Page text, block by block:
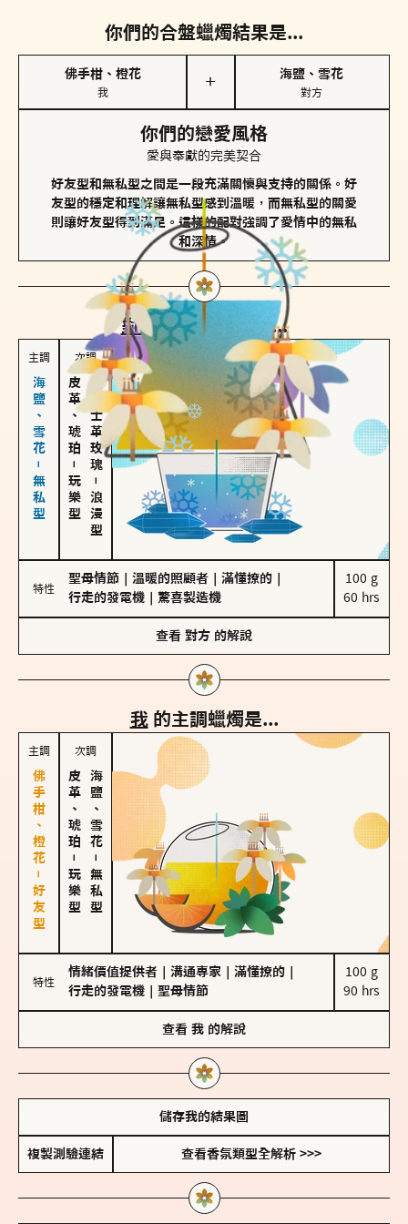
你們的合盤蠟燭結果是...
佛手柑、橙花
我
＋
海鹽、雪花
對方
你們的戀愛風格
愛與奉獻的完美契合
好友型和無私型之間是一段充滿關懷與支持的關係。好
友型的穩定和理解讓無私型感到溫暖，而無私型的關愛
則讓好友型得到滿足。這樣的配對強調了愛情中的無私
和深情。
對方的主調蠟燭是...
主調
海鹽、雪花－無私型
次調
皮革、琥珀
－
玩樂型
大馬士革玫瑰
－
浪漫型
特性
聖母情節 溫暖的照顧者 滿懂撩的
行走的發電機
驚喜製造機
100 g
60 hrs
查看 對方 的解說
我 的主調蠟燭是...
主調
佛手柑、橙花－好友型
次調
皮革、琥珀
－
玩樂型
海鹽、雪花
－
無私型
特性
情緒價值提供者 溝通專家 滿懂撩的
行走的發電機
聖母情節
100 g
90 hrs
查看 我 的解說
儲存我的結果圖
複製測驗連結 查看香氛類型全解析 >>>